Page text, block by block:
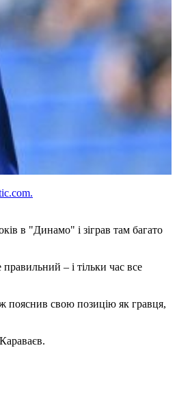
в "Динамо" і зіграв там багато
– і тільки час все
пояснив свою позицію як гравця,